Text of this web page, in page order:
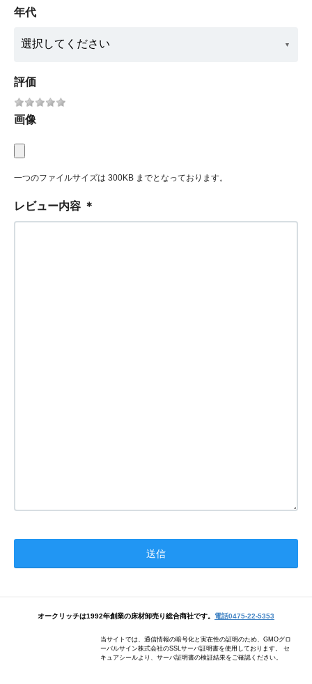
年代
評価
画像
一つのファイルサイズは 300KB までとなっております。
レビュー内容 ＊
オークリッチは1992年創業の床材卸売り総合商社です。 電話0475-22-5353
当サイトでは、通信情報の暗号化と実在性の証明のため、GMOグロ
ーバルサイン株式会社のSSLサーバ証明書を使用しております。 セ
キュアシールより、サーバ証明書の検証結果をご確認ください。